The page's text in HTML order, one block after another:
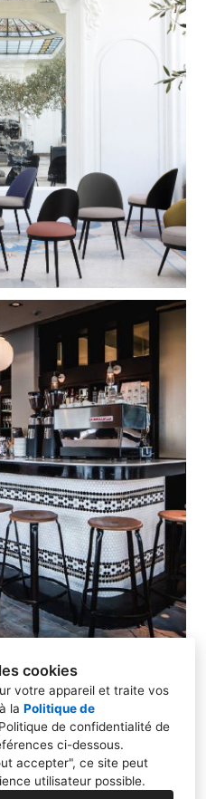
cookies
votre appareil et traite vos
la Politique de
Politique de confidentialité de
ci-dessous.
accepter", ce site peut
utilisateur possible.
Bartenheim
09 94 33
vous.com